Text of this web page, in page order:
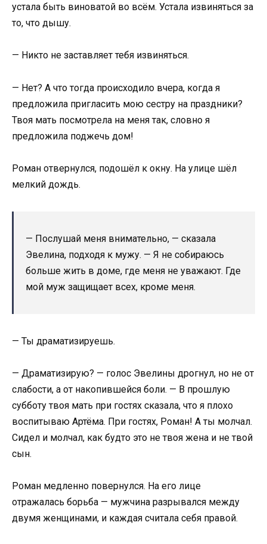
устала быть виноватой во всём. Устала извиняться за
то, что дышу.
— Никто не заставляет тебя извиняться.
— Нет? А что тогда происходило вчера, когда я
предложила пригласить мою сестру на праздники?
Твоя мать посмотрела на меня так, словно я
предложила поджечь дом!
Роман отвернулся, подошёл к окну. На улице шёл
мелкий дождь.
— Послушай меня внимательно, — сказала
Эвелина, подходя к мужу. — Я не собираюсь
больше жить в доме, где меня не уважают. Где
мой муж защищает всех, кроме меня.
— Ты драматизируешь.
— Драматизирую? — голос Эвелины дрогнул, но не от
слабости, а от накопившейся боли. — В прошлую
субботу твоя мать при гостях сказала, что я плохо
воспитываю Артёма. При гостях, Роман! А ты молчал.
Сидел и молчал, как будто это не твоя жена и не твой
сын.
Роман медленно повернулся. На его лице
отражалась борьба — мужчина разрывался между
двумя женщинами, и каждая считала себя правой.